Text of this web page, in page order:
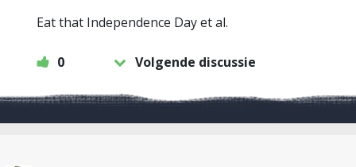
Eat that Independence Day et al.
0 Volgende discussie